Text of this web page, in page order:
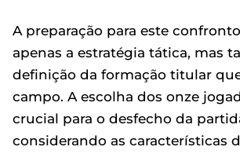
A preparação para este
apenas a estratégia tática, mas
definição da formação titular
campo. A escolha dos onze
crucial para o desfecho da
considerando as características